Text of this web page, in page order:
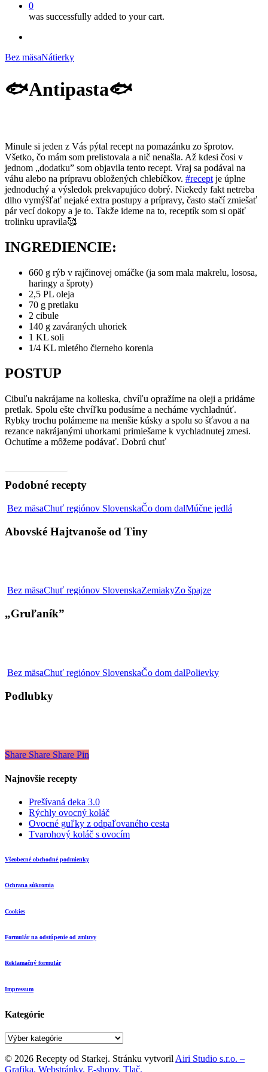
0
was successfully added to your cart.
Bez mäsaNátierky
🐟Antipasta🐟
Minule si jeden z Vás pýtal recept na pomazánku zo šprotov.
Všetko, čo mám som prelistovala a nič nenašla. Až kdesi čosi v
jednom „dodatku” som objavila tento recept. Vraj sa podával na
váhu alebo na prípravu obložených chlebíčkov. #recept je úplne
jednoduchý a výsledok prekvapujúco dobrý. Niekedy fakt netreba
dlho vymýšľať nejaké extra postupy a prípravy, často stačí zmiešať
pár vecí dokopy a je to. Takže ideme na to, receptík som si opäť
trolinku upravila🥰
INGREDIENCIE:
660 g rýb v rajčinovej omáčke (ja som mala makrelu, lososa,
haringy a šproty)
2,5 PL oleja
70 g pretlaku
2 cibule
140 g zaváraných uhoriek
1 KL soli
1/4 KL mletého čierneho korenia
POSTUP
Cibuľu nakrájame na kolieska, chvíľu opražíme na oleji a pridáme
pretlak. Spolu ešte chvíľku podusíme a necháme vychladnúť.
Rybky trochu polámeme na menšie kúsky a spolu so šťavou a na
rezance nakrájanými uhorkami primiešame k vychladnutej zmesi.
Ochutíme a môžeme podávať. Dobrú chuť
Podobné recepty
Bez mäsaChuť regiónov SlovenskaČo dom dalMúčne jedlá
Abovské Hajtvanoše od Tiny
Bez mäsaChuť regiónov SlovenskaZemiakyZo špajze„Gruľaník”
„Gruľaník”
Bez mäsaChuť regiónov SlovenskaČo dom dalPolievkyPodlubky
Podlubky
Share Share Share Pin
Najnovšie recepty
Prešívaná deka 3.0
Rýchly ovocný koláč
Ovocné guľky z odpaľovaného cesta
Tvarohový koláč s ovocím
Všeobecné obchodné podmienky
Ochrana súkromia
Cookies
Formulár na odstúpenie od zmluvy
Reklamačný formulár
Impressum
Kategórie
Kategórie
© 2026 Recepty od Starkej. Stránku vytvoril Airi Studio s.r.o. –
Grafika. Webstránky. E-shopy. Tlač.